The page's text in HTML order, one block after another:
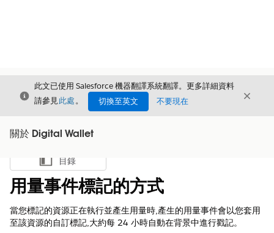
結束
此文已使用 Salesforce 機器翻譯系統翻譯。更多詳細資料
請參見此處。 切換至英文 不要現在 結束
關於 Digital Wallet
顯示目錄
目錄
用量事件標記的方式
當您標記的資源正在執行並產生用量時,產生的用量事件會以您套用
至該資源的自訂標記,大約每 24 小時自動在背景中進行戳記。